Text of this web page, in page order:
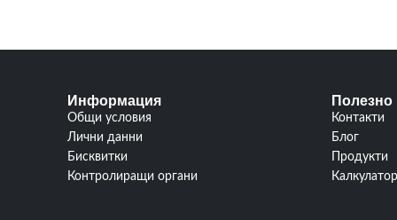
Информация
Общи условия
Лични данни
Бисквитки
Контролиращи органи
Полезно
Контакти
Блог
Продукти
Калкулатор